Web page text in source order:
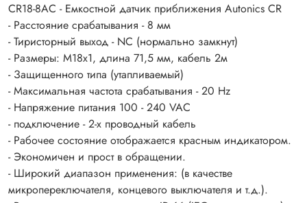
CR18-8AC - Емкостной датчик приближения Autonics CR
- Расстояние срабатывания - 8 мм
- Тиристорный выход - NC (нормально замкнут)
- Размеры: М18х1, длина 71,5 мм, кабель 2м
- Защищенного типа (утапливаемый)
- Максимальная частота срабатывания - 20 Hz
- Напряжение питания 100 - 240 VAC
- подключение - 2-х проводный кабель
- Рабочее состояние отображается красным индикатором.
- Экономичен и прост в обращении.
- Широкий диапазон применения: (в качестве
микропереключателя, концевого выключателя и т.д.).